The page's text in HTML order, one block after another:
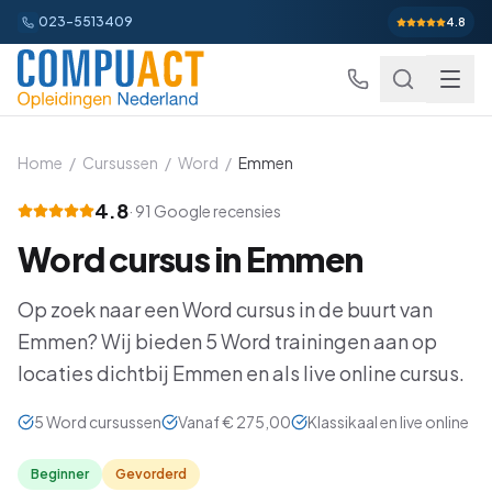
023-5513409 4.8
Excel
Excel Basis
Excel Gevorderd Gevorderd
Excel: Functies en Formules Gevorderd
Excel: Draaitabellen en Grafieken Gevorderd
Excel: Analyse en Rapportage
Word
Word Basis
Word Gevorderd Gevorderd
Word: Complexe Documenten Gevorderd
Word: Formulieren en Sjablonen
Outlook
Outlook Alles-in-een
Outlook en Time Management
Home / Cursussen / Word / Emmen
4.8· 91 Google recensies
Wordcursus inEmmen
Op zoek naar eenWord cursus in de buurt van
Emmen? Wij bieden 5Word trainingen aan op
locaties dichtbij Emmen en als live online cursus.
5Word cursussen Vanaf€ 275,00 Klassikaal en live online
Beginner Gevorderd